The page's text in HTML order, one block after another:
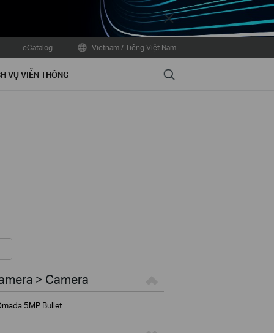
Close
eCatalog Vietnam / Tiếng Việt Nam
VỤ VIỄN THÔNG Search
> Camera
5MP Bullet